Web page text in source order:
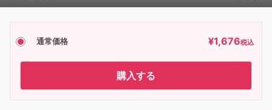
通常価格 ¥1,676税込
購入する